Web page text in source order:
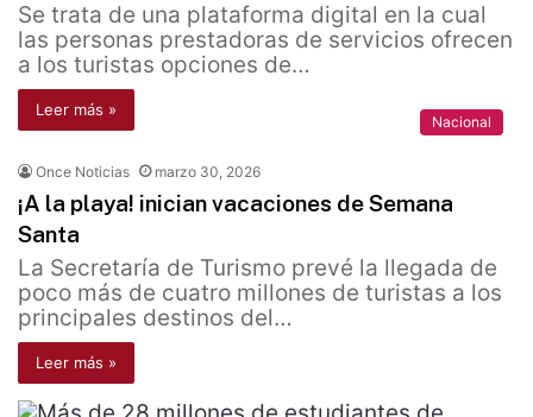
Se trata de una plataforma digital en la cual
las personas prestadoras de servicios ofrecen
a los turistas opciones de…
Leer más »
Nacional
Once Noticias marzo 30, 2026
¡A la playa! inician vacaciones de Semana
Santa
La Secretaría de Turismo prevé la llegada de
poco más de cuatro millones de turistas a los
principales destinos del…
Leer más »